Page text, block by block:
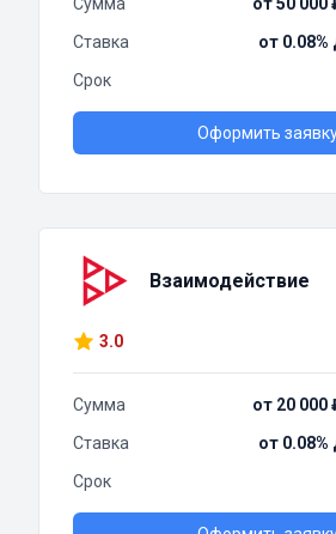
Ставка
от 0.08%
Срок
Оформить
Взаимодействие
3.0
Сумма
от 20 000
Ставка
от 0.08%
Срок